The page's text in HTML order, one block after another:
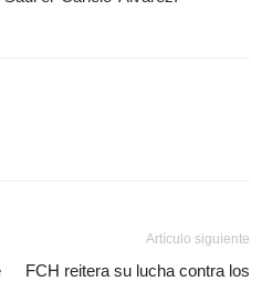
Artículo siguiente
FCH reitera su lucha contra los